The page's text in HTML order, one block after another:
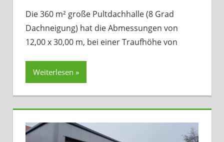
Die 360 m² große Pultdachhalle (8 Grad
Dachneigung) hat die Abmessungen von
12,00 x 30,00 m, bei einer Traufhöhe von
Weiterlesen